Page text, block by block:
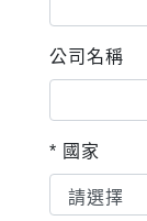
公司名稱
* 國家